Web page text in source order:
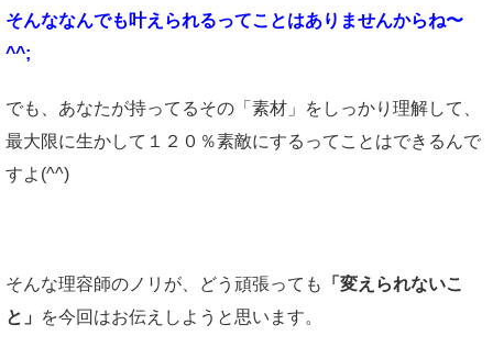
そんななんでも叶えられるってことはありませんからね〜
^^;
でも、あなたが持ってるその「素材」をしっかり理解して、
最大限に生かして１２０％素敵にするってことはできるんで
すよ(^^)
そんな理容師のノリが、どう頑張っても
「変えられないこ
と」
を今回はお伝えしようと思います。